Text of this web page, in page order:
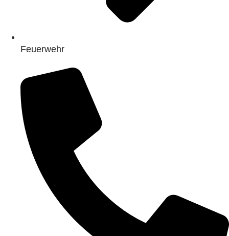
Feuerwehr